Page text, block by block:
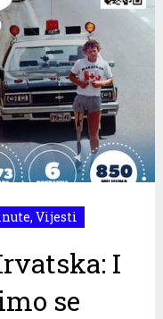
, Vijesti
I
se